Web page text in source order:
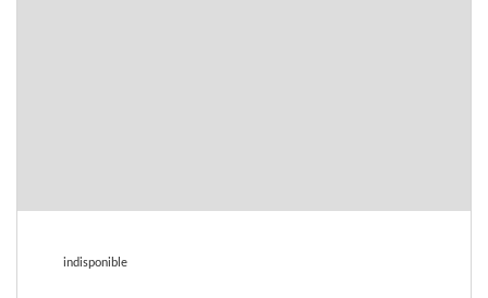
indisponible